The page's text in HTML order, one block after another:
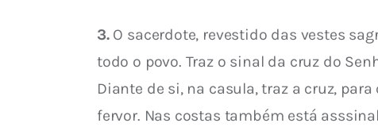
3. O sacerdote, revestido das vestes
todo o povo. Traz o sinal da cruz do
Diante de si, na casula, traz a cruz,
fervor. Nas costas também está